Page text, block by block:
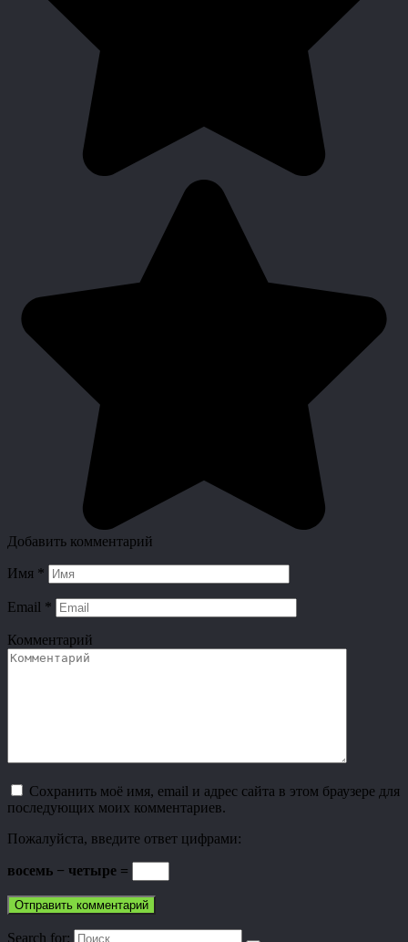
Добавить комментарий
Имя *
Email *
Комментарий
Сохранить моё имя, email и адрес сайта в этом браузере для
последующих моих комментариев.
Пожалуйста, введите ответ цифрами:
восемь − четыре =
Search for: